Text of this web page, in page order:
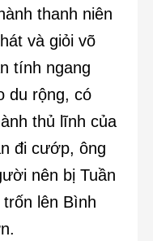
thanh niên
và giỏi võ
tính ngang
du rộng, có
thủ lĩnh của
đi cướp, ông
nên bị Tuần
lên Bình